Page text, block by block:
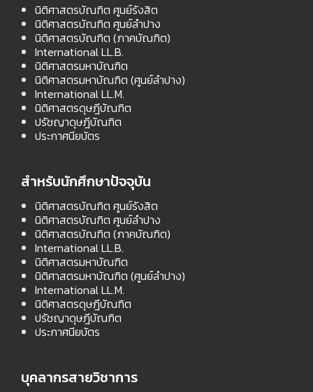
นิติศาสตรบัณฑิต ศูนย์รังสิต
นิติศาสตรบัณฑิต ศูนย์ลำปาง
นิติศาสตรบัณฑิต (ภาคบัณฑิต)
International LL.B.
นิติศาสตรมหาบัณฑิต
นิติศาสตรมหาบัณฑิต (ศูนย์ลำปาง)
International LL.M.
นิติศาสตรดุษฎีบัณฑิต
ปรัชญาดุษฎีบัณฑิต
ประกาศนียบัตร
สำหรับนักศึกษาปัจจุบัน
นิติศาสตรบัณฑิต ศูนย์รังสิต
นิติศาสตรบัณฑิต ศูนย์ลำปาง
นิติศาสตรบัณฑิต (ภาคบัณฑิต)
International LL.B.
นิติศาสตรมหาบัณฑิต
นิติศาสตรมหาบัณฑิต (ศูนย์ลำปาง)
International LL.M.
นิติศาสตรดุษฎีบัณฑิต
ปรัชญาดุษฎีบัณฑิต
ประกาศนียบัตร
บุคลากรสายวิชาการ